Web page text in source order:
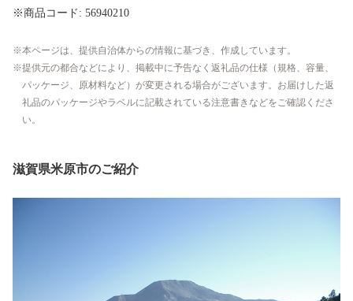
※商品コード: 56940210
本ページは、提供自治体からの情報に基づき、作成しています。
提供元の都合などにより、掲載中に予告なく返礼品の仕様（規格、容量、
パッケージ、原材料など）が変更される場合がございます。お届けした返
礼品のパッケージやラベルに記載されている注意書きなどをご確認くださ
い。
滋賀県米原市のご紹介